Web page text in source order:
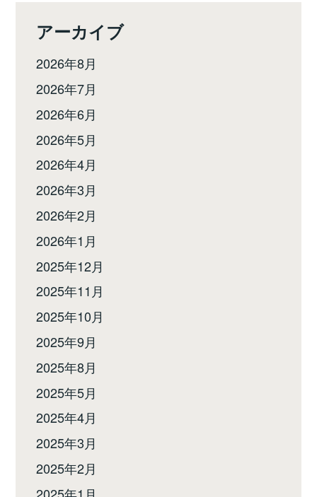
アーカイブ
2026年8月
2026年7月
2026年6月
2026年5月
2026年4月
2026年3月
2026年2月
2026年1月
2025年12月
2025年11月
2025年10月
2025年9月
2025年8月
2025年5月
2025年4月
2025年3月
2025年2月
2025年1月